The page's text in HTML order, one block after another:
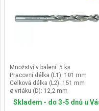
Množství v balení: 5 ks
Pracovní délka (L1): 101 mm
Celková délka (L2): 151 mm
ø vrtáku (D): 12,2 mm
Skladem - do 3-5 dnů u